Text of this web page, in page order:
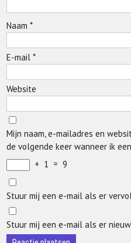
Naam*
E-mail*
Website
Mijn naam, e-mailadres en
de volgende keer wanneer ik
+ 1 = 9
Stuur mij een e-mail als er
Stuur mij een e-mail als er